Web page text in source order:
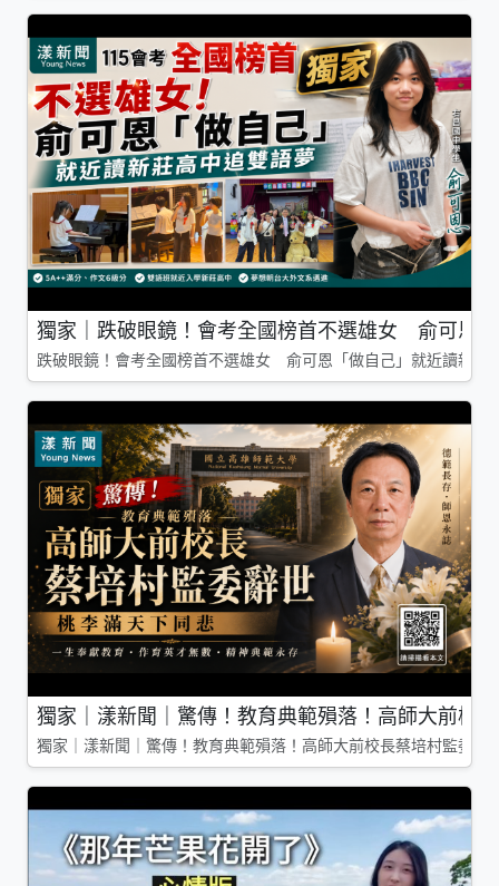
獨家｜跌破眼鏡！會考全國榜首不選雄女 俞可恩
跌破眼鏡！會考全國榜首不選雄女 俞可恩「做自己」就近讀新莊
獨家｜漾新聞｜驚傳！教育典範殞落！高師大前校
獨家｜漾新聞｜驚傳！教育典範殞落！高師大前校長蔡培村監委